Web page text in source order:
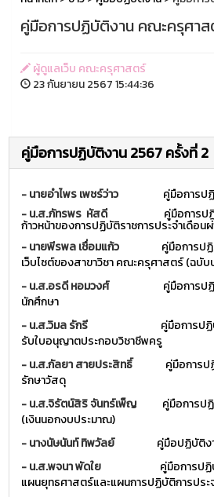
คู่มือการปฏิบัติงาน คณะครุศา
ผู้ดูแลเว็บ คณะครุศาสตร์
23 กันยายน 2567 15:44:36
คู่มือการปฏิบัติงาน 2567 ครั้งที่ 2
-นายอำไพร เพชร์ว่าว
คู่มือการป
-น.ส.ภัทรพร หัสดี คู่มือการป
ก้าวหน้าของการปฏิบัติราชการประจำเดือน
- นายพีรพล เชื่อมแก้ว คู่มือการปฏิ
เว็บไซต์ของสาขาวิชา คณะครุศาสตร์ (ฉบั
-น.ส.อรดี หอมวงศ์
คู่มือการป
นักศึกษา
-น.ส.วิมล รักรี
คู่มือการป
รับใบอนุญาตประกอบวิชาชีพครู
-น.ส.กัลยา สายประสิทธิ์
คู่มือการป
รักษาวัสดุ
-น.ส.จิรัตน์สิริ จันทร์เพ็ญ
คู่มือการป
(เงินนอกงบประมาณ)
-นางนัษนันท์ ทิพวัลย์
คู่มือปฏิบัติง
-น.ส.พจนา พัดใย
คู่มือการปฏิ
แผนยุทธศาสตร์และแผนการปฏิบัติการประ